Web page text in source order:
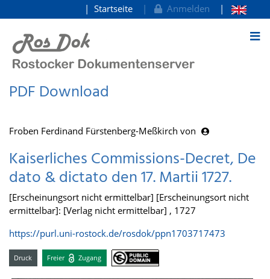
zum Inhalt
Startseite Anmelden
PDF Download
Froben Ferdinand Fürstenberg-Meßkirch von
Kaiserliches Commissions-Decret, De
dato & dictato den 17. Martii 1727.
[Erscheinungsort nicht ermittelbar] [Erscheinungsort nicht
ermittelbar]: [Verlag nicht ermittelbar] , 1727
https://purl.uni-rostock.de/rosdok/ppn1703717473
Druck Freier Zugang